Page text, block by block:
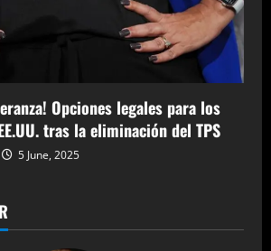
Opciones legales para los
tras la eliminación del TPS
5 June, 2025